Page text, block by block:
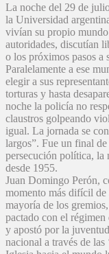
La noche del 29 de
la Universidad
vivían su propio
autoridades, discutían
o los próximos pasos a
Paralelamente a ese
elegir a sus
torturas y hasta
noche la policía no
claustros golpeando
igual. La jornada se
largos”. Fue un final
persecución política, la
desde 1955.
Juan Domingo Perón,
momento más difícil
mayoría de los
pactado con el
y apostó por la
nacional a través de las